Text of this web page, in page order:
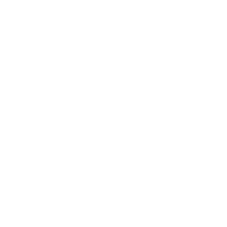
jaar door ontspannen in je tuin.
zelf de keuze aan welke kant je de overkapping wilt plaatsen